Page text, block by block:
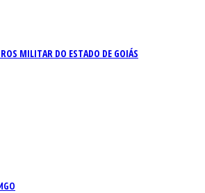
MILITAR DO ESTADO DE GOIÁS